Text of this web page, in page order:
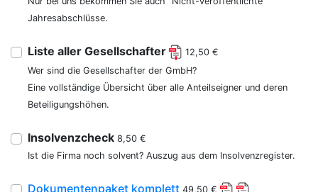
Jahresabschlüsse.
Liste aller Gesellschafter
12,50 €
Wer sind die Gesellschafter der GmbH?
Eine vollständige Übersicht über alle Anteilseigner und deren
Beteiligungshöhen.
Insolvenzcheck 8,50 €
Ist die Firma noch solvent? Auszug aus dem Insolvenzregister.
Dokumentenpaket komplett 49,50 €